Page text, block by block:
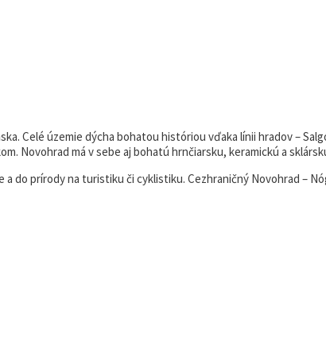
Celé územie dýcha bohatou históriou vďaka línii hradov –
Novohrad má v sebe aj bohatú hrnčiarsku, keramickú a
do prírody na turistiku či cyklistiku. Cezhraničný Novohrad –